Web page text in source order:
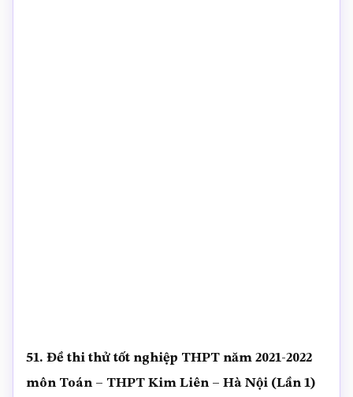
51. Đề thi thử tốt nghiệp THPT năm 2021-2022
môn Toán – THPT Kim Liên – Hà Nội (Lần 1)